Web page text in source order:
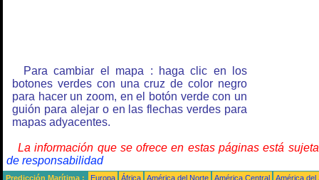
Para cambiar el mapa : haga clic en los
botones verdes con una cruz de color negro
para hacer un zoom, en el botón verde con un
guión para alejar o en las flechas verdes para
mapas adyacentes.
La información que se ofrece en estas páginas está
de responsabilidad
Predicción Marítima : Europa África América del Norte América Central
América del